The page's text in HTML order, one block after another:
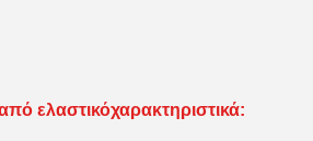
ελαστικόχαρακτηριστικά: